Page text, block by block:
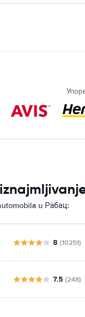
u Рабац:
8 (10251)
7.5 (248)